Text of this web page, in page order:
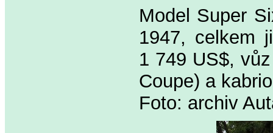
Model Super
1947, celkem
1 749 US$,
Coupe) a
Foto: archiv